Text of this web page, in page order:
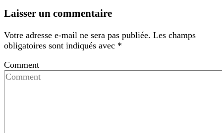
Laisser un commentaire
Votre adresse e-mail ne sera pas publiée. Les champs
obligatoires sont indiqués avec *
Comment